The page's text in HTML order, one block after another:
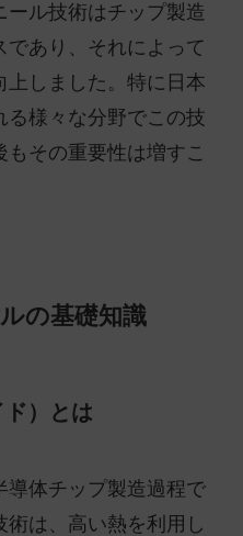
ル技術はチップ製造
であり、それによって
上しました。特に日本
る様々な分野でこの技
その重要性は増すこ
の基礎知識
）とは
導体チップ製造過程で
は、高い熱を利用し